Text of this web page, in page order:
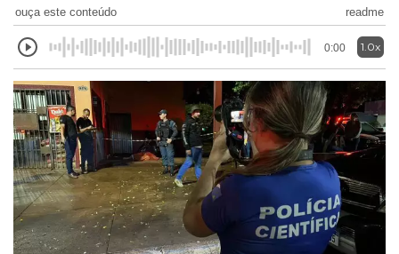
ouça este conteúdo readme
0:00 1.0x